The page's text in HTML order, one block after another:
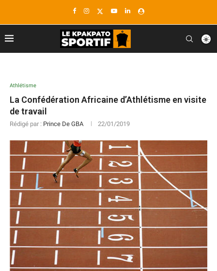
Athlétisme
La Confédération Africaine d’Athlétisme en visite
de travail
Rédigé par : Prince De GBA 22/01/2019